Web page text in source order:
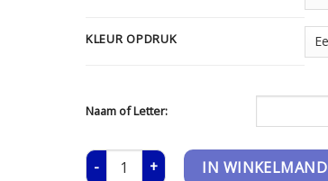
KLEUR OPDRUK
Naam of Letter:
Rugzak - Mini aantalIN WINKELMAND